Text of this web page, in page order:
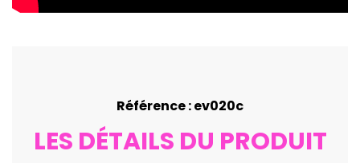
Référence : ev020c
LES DÉTAILS DU PRODUIT